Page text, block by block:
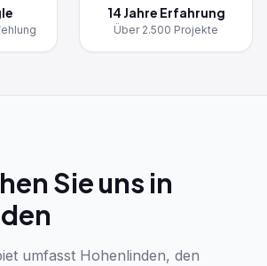
14 Jahre Erfahrung
Über 2.500 Projekte
Sie uns in
umfasst Hohenlinden, den